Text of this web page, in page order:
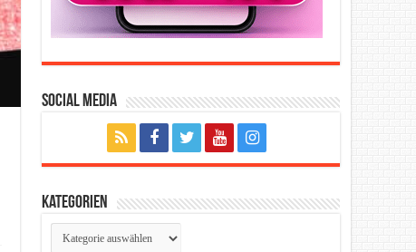
Social Media
Kategorien
Kategorien